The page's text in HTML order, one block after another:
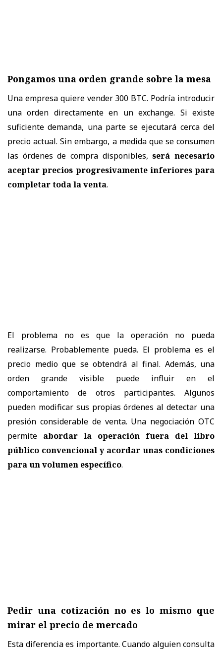
Pongamos una orden grande sobre la mesa
Una empresa quiere vender 300 BTC. Podría introducir
una orden directamente en un exchange. Si existe
suficiente demanda, una parte se ejecutará cerca del
precio actual. Sin embargo, a medida que se consumen
las órdenes de compra disponibles,será necesario
aceptar precios progresivamente inferiores para
completar toda laventa.
El problema no es que la operación no pueda
realizarse. Probablemente pueda. El problema es el
precio medio que se obtendrá al final. Además, una
orden grande visible puede influir en el
comportamiento de otros participantes. Algunos
pueden modificar sus propias órdenes al detectar una
presión considerable de venta. Una negociación OTC
permite abordar la operación fuera del libro
público convencional y acordar unas condiciones
para un volumen específico.
Pedir una cotización no es lo mismo que
mirar el precio de mercado
Esta diferencia es importante. Cuando alguien consulta